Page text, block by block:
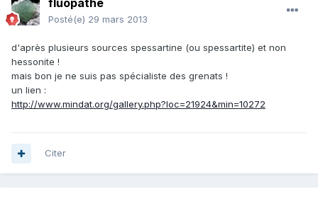
fluopathe
Posté(e) 29 mars 2013
d'après plusieurs sources spessartine (ou spessartite) et non
hessonite !
mais bon je ne suis pas spécialiste des grenats !
un lien :
http://www.mindat.org/gallery.php?loc=21924&min=10272
Citer